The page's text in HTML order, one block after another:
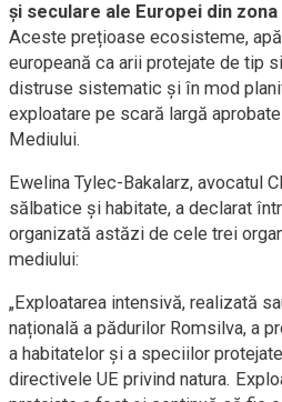
și seculare ale Europei din
Aceste prețioase ecosisteme,
europeană ca arii protejate de tip
distruse sistematic și în mod
exploatare pe scară largă
Mediului.
Ewelina Tylec-Bakalarz, avocatul
sălbatice și habitate, a declarat
organizată astăzi de cele trei
mediului:
„Exploatarea intensivă, realizată
națională a pădurilor Romsilva, a
a habitatelor și a speciilor
directivele UE privind natura.